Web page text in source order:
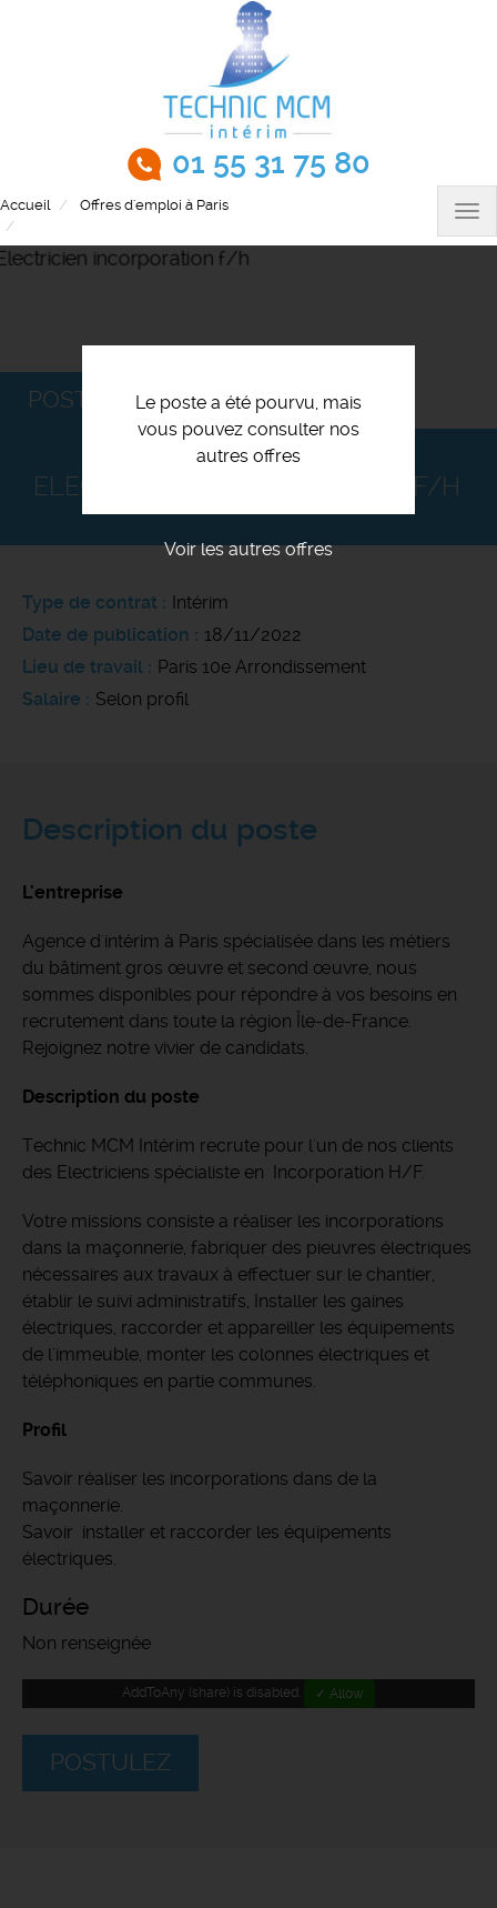
01 55 31 75 80
Accueil
Offres d'emploi à Paris
Le poste a été pourvu, mais
vous pouvez consulter nos
autres offres
Voir les autres offres
POSTULEZ
ELECTRICIEN INCORPORATION F/H
Type de contrat
Intérim
Date de publication
18/11/2022
Lieu de travail
Paris 10e Arrondissement
Salaire
Selon profil
Description du poste
L'entreprise
Agence d'intérim à Paris spécialisée dans les métiers
du bâtiment gros œuvre et second œuvre, nous
sommes disponibles pour répondre à vos besoins en
recrutement dans toute la région Île-de-France.
Rejoignez notre vivier de candidats.
Description du poste
Technic MCM Intérim recrute pour l'un de nos clients
des Electriciens spécialiste en Incorporation H/F.
Votre missions consiste a réaliser les incorporations
dans la maçonnerie, fabriquer des pieuvres électriques
nécessaires aux travaux à effectuer sur le chantier,
établir le suivi administratifs, Installer les gaines
électriques, raccorder et appareiller les équipements
de l'immeuble, monter les colonnes électriques et
téléphoniques en partie communes.
Profil
Savoir réaliser les incorporations dans de la
maçonnerie.
Savoir installer et raccorder les équipements
électriques.
Durée
Non renseignée
AddToAny (share) is disabled. ✓ Allow
POSTULEZ